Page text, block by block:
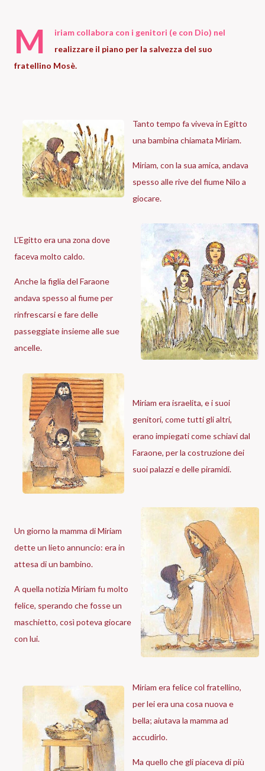
M
iriam collabora con i genitori (e con Dio) nel
realizzare il piano per la salvezza del suo
fratellino Mosè.
Tanto tempo fa viveva in Egitto
una bambina chiamata Miriam.
Miriam, con la sua amica, andava
spesso alle rive del fiume Nilo a
giocare.
L’Egitto era una zona dove
faceva molto caldo.
Anche la figlia del Faraone
andava spesso al fiume per
rinfrescarsi e fare delle
passeggiate insieme alle sue
ancelle.
Miriam era israelita, e i suoi
genitori, come tutti gli altri,
erano impiegati come schiavi dal
Faraone, per la costruzione dei
suoi palazzi e delle piramidi.
Un giorno la mamma di Miriam
dette un lieto annuncio: era in
attesa di un bambino.
A quella notizia Miriam fu molto
felice, sperando che fosse un
maschietto, così poteva giocare
con lui.
Miriam era felice col fratellino,
per lei era una cosa nuova e
bella; aiutava la mamma ad
accudirlo.
Ma quello che gli piaceva di più